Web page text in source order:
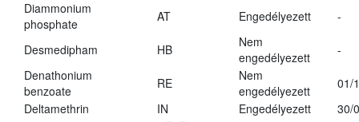
Diammonium
phosphate
AT Engedélyezett -
Desmedipham HB
Nem
engedélyezett
-
Denathonium
benzoate
RE
Nem
engedélyezett
01/
Deltamethrin
IN Engedélyezett
30/